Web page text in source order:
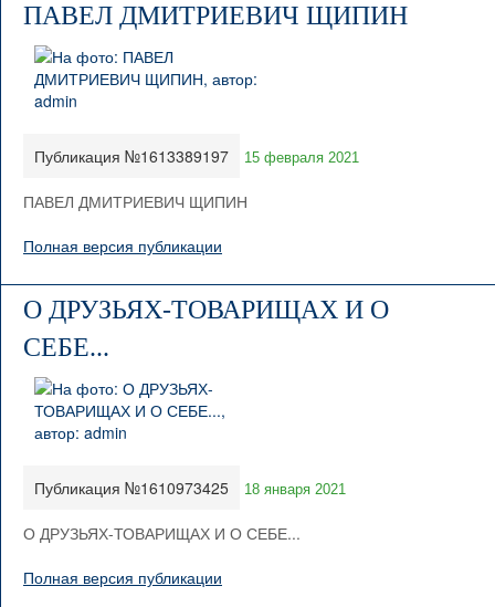
ПАВЕЛ ДМИТРИЕВИЧ ЩИПИН
Публикация №1613389197 15 февраля 2021
ПАВЕЛ ДМИТРИЕВИЧ ЩИПИН
Полная версия публикации
О ДРУЗЬЯХ-ТОВАРИЩАХ И О
СЕБЕ...
Публикация №1610973425 18 января 2021
О ДРУЗЬЯХ-ТОВАРИЩАХ И О СЕБЕ...
Полная версия публикации